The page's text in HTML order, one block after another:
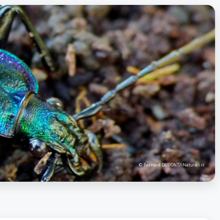
© Bernard DUPONT/iNaturalist